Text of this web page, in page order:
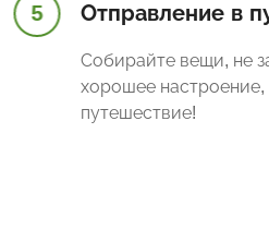
5 Отправление в
Собирайте вещи, не
хорошее настроение,
путешествие!